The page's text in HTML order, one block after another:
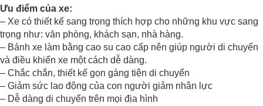
Ưu điểm của xe:
– Xe có thiết kế sang trọng thích hợp cho những khu vực sang
trọng như: văn phòng, khách sạn, nhà hàng.
– Bánh xe làm bằng cao su cao cấp nên giúp người di chuyển
và điều khiển xe một cách dễ dàng.
– Chắc chắn, thiết kế gọn gàng tiện di chuyển
– Giảm sức lao động của con người giảm nhân lực
– Dễ dàng di chuyển trên mọi địa hình